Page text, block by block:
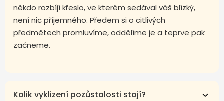
někdo rozbíjí křeslo, ve kterém sedával váš blízký,
není nic příjemného. Předem si o citlivých
předmětech promluvíme, oddělíme je a teprve pak
začneme.
Kolik vyklizení pozůstalosti stojí?